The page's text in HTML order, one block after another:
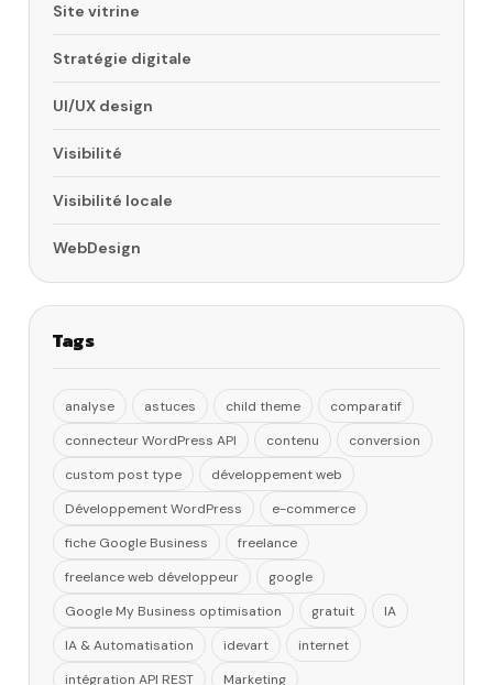
Site vitrine
Stratégie digitale
UI/UX design
Visibilité
Visibilité locale
WebDesign
Tags
analyse astuces child theme
comparatif
connecteur WordPress API
contenu
conversion
custom post type
développement web
Développement WordPress
e-commerce
fiche Google Business
freelance
freelance web développeur
google
Google My Business optimisation
gratuit
IA
IA & Automatisation
idevart
internet
intégration API REST
Marketing